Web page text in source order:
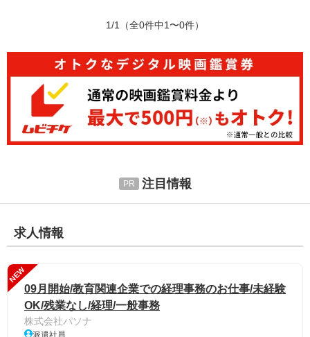
1/1 （全0件中1〜0件）
注目情報
求人情報
NEW
09月開始/教育関連企業での経理事務のお仕事/未経験
OK/残業なし/経理/一般事務
株式会社パソナ
派遣社員